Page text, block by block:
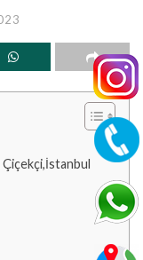
Çiçekçi,İstanbul